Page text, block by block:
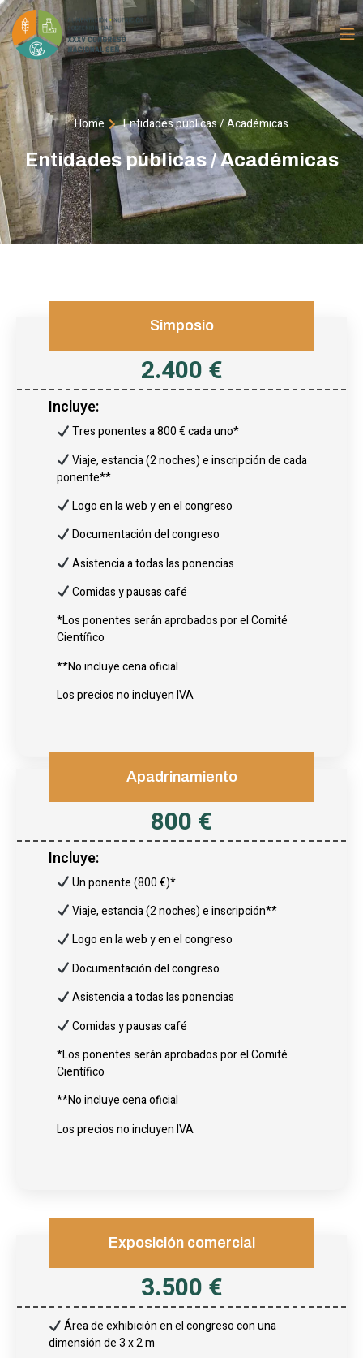
Home Entidades públicas / Académicas
Entidades públicas / Académicas
Simposio
2.400 €
Incluye:
Tres ponentes a 800 € cada uno*
Viaje, estancia (2 noches) e inscripción de cada
ponente**
Logo en la web y en el congreso
Documentación del congreso
Asistencia a todas las ponencias
Comidas y pausas café
*Los ponentes serán aprobados por el Comité
Científico
**No incluye cena oficial
Los precios no incluyen IVA
Apadrinamiento
800 €
Incluye:
Un ponente (800 €)*
Viaje, estancia (2 noches) e inscripción**
Logo en la web y en el congreso
Documentación del congreso
Asistencia a todas las ponencias
Comidas y pausas café
*Los ponentes serán aprobados por el Comité
Científico
**No incluye cena oficial
Los precios no incluyen IVA
Exposición comercial
3.500 €
Área de exhibición en el congreso con una
dimensión de 3 x 2 m